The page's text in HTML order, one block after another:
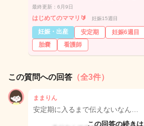
最終更新：6月9日
はじめてのママリ🔰 妊娠15週目
妊娠・出産 安定期 妊娠6週目
胎嚢
看護師
この質問への回答 （全3件）
ままりん
安定期に入るまで伝えないなん…
この回答の続きは